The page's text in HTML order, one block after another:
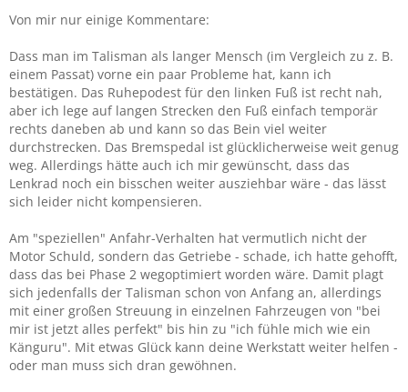
Von mir nur einige Kommentare:
Dass man im Talisman als langer Mensch (im Vergleich zu z. B.
einem Passat) vorne ein paar Probleme hat, kann ich
bestätigen. Das Ruhepodest für den linken Fuß ist recht nah,
aber ich lege auf langen Strecken den Fuß einfach temporär
rechts daneben ab und kann so das Bein viel weiter
durchstrecken. Das Bremspedal ist glücklicherweise weit genug
weg. Allerdings hätte auch ich mir gewünscht, dass das
Lenkrad noch ein bisschen weiter ausziehbar wäre - das lässt
sich leider nicht kompensieren.
Am "speziellen" Anfahr-Verhalten hat vermutlich nicht der
Motor Schuld, sondern das Getriebe - schade, ich hatte gehofft,
dass das bei Phase 2 wegoptimiert worden wäre. Damit plagt
sich jedenfalls der Talisman schon von Anfang an, allerdings
mit einer großen Streuung in einzelnen Fahrzeugen von "bei
mir ist jetzt alles perfekt" bis hin zu "ich fühle mich wie ein
Känguru". Mit etwas Glück kann deine Werkstatt weiter helfen -
oder man muss sich dran gewöhnen.